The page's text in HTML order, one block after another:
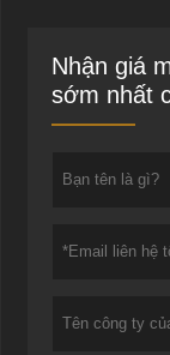
Nhận giá
sớm nhất